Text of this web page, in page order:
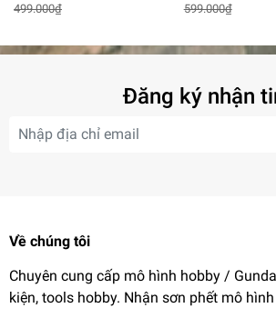
499.000₫
HGBF BANDAI
599.000₫
Đăng ký nhận
Về chúng tôi
Chuyên cung cấp mô hình hobby /
kiện, tools hobby. Nhận sơn phết mô hình